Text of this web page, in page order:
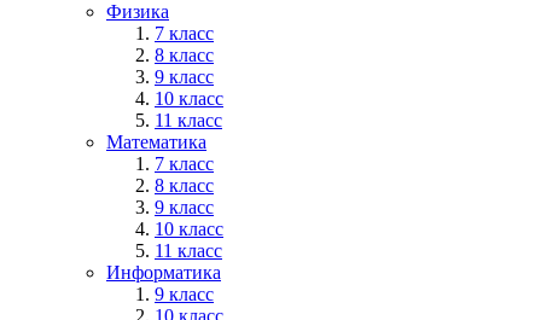
Физика
7 класс
8 класс
9 класс
10 класс
11 класс
Математика
7 класс
8 класс
9 класс
10 класс
11 класс
Информатика
9 класс
10 класс